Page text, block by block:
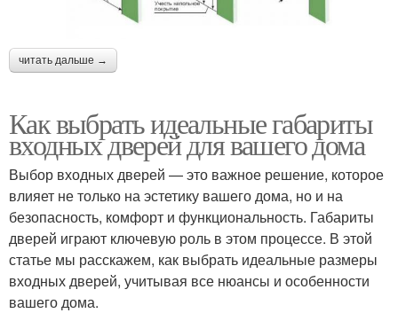
читать дальше →
Как выбрать идеальные габариты
входных дверей для вашего дома
Выбор входных дверей — это важное решение, которое
влияет не только на эстетику вашего дома, но и на
безопасность, комфорт и функциональность. Габариты
дверей играют ключевую роль в этом процессе. В этой
статье мы расскажем, как выбрать идеальные размеры
входных дверей, учитывая все нюансы и особенности
вашего дома.